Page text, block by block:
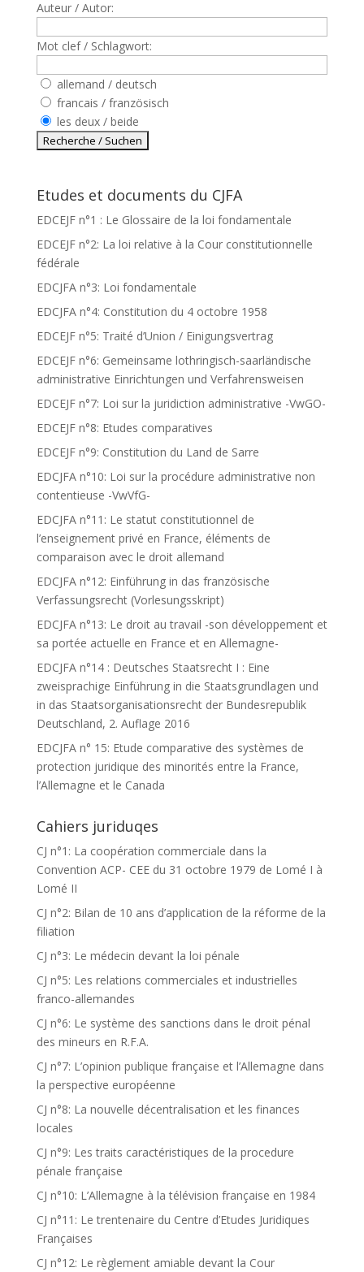
Auteur / Autor:
Mot clef / Schlagwort:
allemand / deutsch
francais / französisch
les deux / beide
Etudes et documents du CJFA
EDCEJF n°1 : Le Glossaire de la loi fondamentale
EDCEJF n°2: La loi relative à la Cour constitutionnelle
fédérale
EDCJFA n°3: Loi fondamentale
EDCJFA n°4: Constitution du 4 octobre 1958
EDCEJF n°5: Traité d’Union / Einigungsvertrag
EDCEJF n°6: Gemeinsame lothringisch-saarländische
administrative Einrichtungen und Verfahrensweisen
EDCEJF n°7: Loi sur la juridiction administrative -VwGO-
EDCEJF n°8: Etudes comparatives
EDCEJF n°9: Constitution du Land de Sarre
EDCJFA n°10: Loi sur la procédure administrative non
contentieuse -VwVfG-
EDCJFA n°11: Le statut constitutionnel de
l’enseignement privé en France, éléments de
comparaison avec le droit allemand
EDCJFA n°12: Einführung in das französische
Verfassungsrecht (Vorlesungsskript)
EDCJFA n°13: Le droit au travail -son développement et
sa portée actuelle en France et en Allemagne-
EDCJFA n°14 : Deutsches Staatsrecht I : Eine
zweisprachige Einführung in die Staatsgrundlagen und
in das Staatsorganisationsrecht der Bundesrepublik
Deutschland, 2. Auflage 2016
EDCJFA n° 15: Etude comparative des systèmes de
protection juridique des minorités entre la France,
l’Allemagne et le Canada
Cahiers juriduqes
CJ n°1: La coopération commerciale dans la
Convention ACP- CEE du 31 octobre 1979 de Lomé I à
Lomé II
CJ n°2: Bilan de 10 ans d’application de la réforme de la
filiation
CJ n°3: Le médecin devant la loi pénale
CJ n°5: Les relations commerciales et industrielles
franco-allemandes
CJ n°6: Le système des sanctions dans le droit pénal
des mineurs en R.F.A.
CJ n°7: L’opinion publique française et l’Allemagne dans
la perspective européenne
CJ n°8: La nouvelle décentralisation et les finances
locales
CJ n°9: Les traits caractéristiques de la procedure
pénale française
CJ n°10: L’Allemagne à la télévision française en 1984
CJ n°11: Le trentenaire du Centre d’Etudes Juridiques
Françaises
CJ n°12: Le règlement amiable devant la Cour